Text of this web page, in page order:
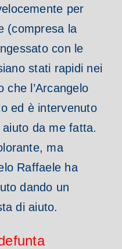
per
(compresa la
con le
stati rapidi nei
che l’Arcangelo
ed è intervenuto
da me fatta.
ma
Raffaele ha
dando un
di aiuto.